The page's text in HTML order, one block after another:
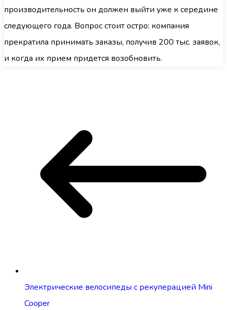
производительность он должен выйти уже к середине
следующего года. Вопрос стоит остро: компания
прекратила принимать заказы, получив 200 тыс. заявок,
и когда их прием придется возобновить.
Электрические велосипеды с рекуперацией Mini
Cooper